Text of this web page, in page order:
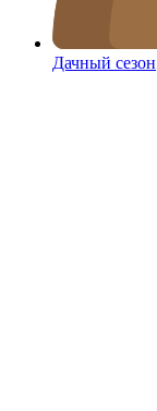
Дачный сезон